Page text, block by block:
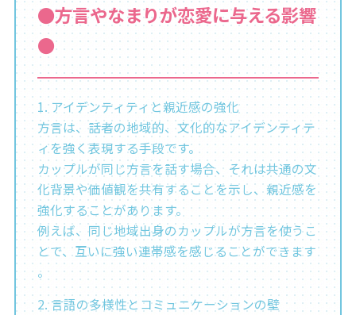
●方言やなまりが恋愛に与える影響
●
1. アイデンティティと親近感の強化
方言は、話者の地域的、文化的なアイデンティテ
ィを強く表現する手段です。
カップルが同じ方言を話す場合、それは共通の文
化背景や価値観を共有することを示し、親近感を
強化することがあります。
例えば、同じ地域出身のカップルが方言を使うこ
とで、互いに強い連帯感を感じることができます​
。
2. 言語の多様性とコミュニケーションの壁